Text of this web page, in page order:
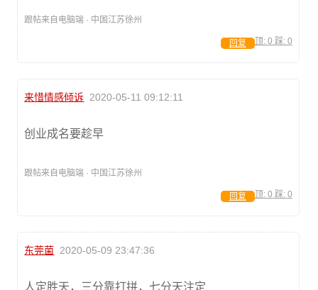
跟帖来自电脑端 · 中国江苏徐州
顶: 0 踩: 0
回复
来惜情感倾诉 2020-05-11 09:12:11
创业成名要趁早
跟帖来自电脑端 · 中国江苏徐州
顶: 0 踩: 0
回复
东莞菌 2020-05-09 23:47:36
人定胜天，三分靠打拼，七分天注定